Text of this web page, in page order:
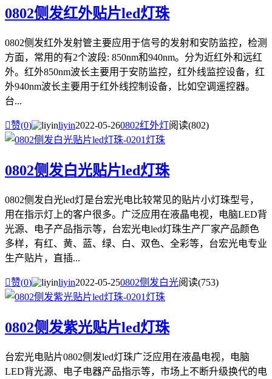
0802侧发红外贴片led灯珠
0802侧发红外发射管主要应用于信号的发射和安防监控，检测
方面，常用的有2个波段: 850nm和940nm。分为近红外和远红
外。红外850nm波长主要用于安防监控，红外线监控设备，红
外940nm波长主要用于红外线控制设备，比如空调遥控器。
台...
赞(0) liyin2022-05-260802红外灯阅读(802)
0802侧发白光贴片led灯珠
0802侧发白光led灯是台宏光电比较常见的贴片小灯珠型号，
用在指示灯上的客户很多。广泛应用在液晶电视，电脑LED背
光源、电子产品指示等，台宏光电led灯珠生产厂家产品颜色
多样，有红、黄、蓝、绿、白、双色、全彩等，台宏光电专业
生产贴片，直插...
赞(0) liyin2022-05-250802侧发白光阅读(753)
0802侧发紫光贴片led灯珠
台宏光电贴片0802侧发led灯珠广泛应用在液晶电视，电脑
LED背光源、电子电器产品指示等，市场上不断升级换代的电